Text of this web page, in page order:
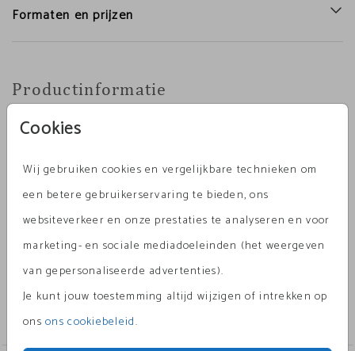
Cookies
Wij gebruiken cookies en vergelijkbare technieken om
een betere gebruikerservaring te bieden, ons
websiteverkeer en onze prestaties te analyseren en voor
marketing- en sociale mediadoeleinden (het weergeven
van gepersonaliseerde advertenties).
Je kunt jouw toestemming altijd wijzigen of intrekken op
onsons cookiebeleid.
Formaten en prijzen
Productinformatie
Omschrijving
Lief geboortekaartje van echt hout met de
silhouetten van een trotse zus, kleine broertje of
zusje en golden retriever. Vervang de zus en de
hond heel makkelijk voor een grote broer of je kat.
Ook de kleuren kun je heel makkelijk aanpassen in
de editor.
Toon meer
Collectie
silhouetten